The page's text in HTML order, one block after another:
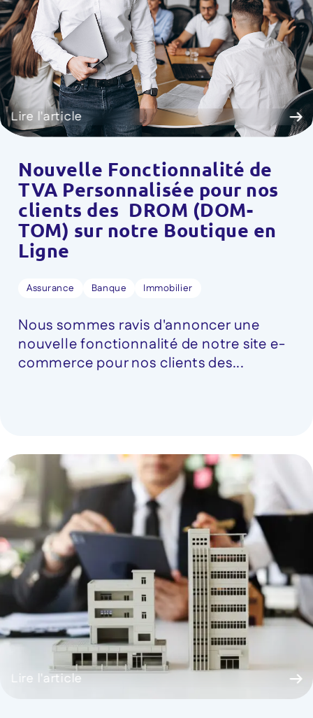
Lire l'article
Nouvelle Fonctionnalité de
TVA Personnalisée pour nos
clients des DROM (DOM-
TOM) sur notre Boutique en
Ligne
Assurance Banque Immobilier
Nous sommes ravis d'annoncer une
nouvelle fonctionnalité de notre site e-
commerce pour nos clients des...
Lire l'article